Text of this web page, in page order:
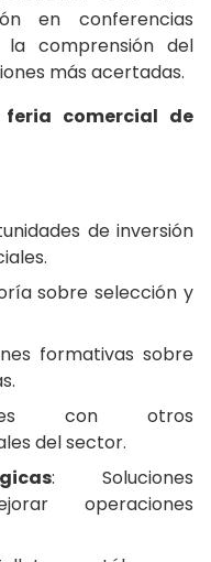
en conferencias
la comprensión del
más acertadas.
feria comercial de
de inversión
sobre selección y
formativas sobre
con otros
del sector.
: Soluciones
operaciones